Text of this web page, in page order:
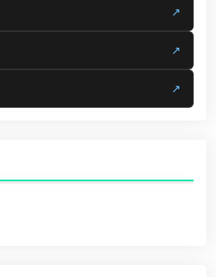
↗
↗
↗